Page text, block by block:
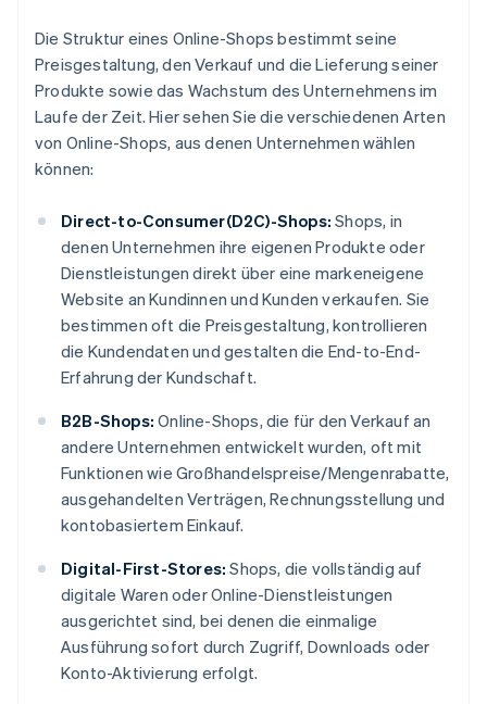
Die Struktur eines Online-Shops bestimmt seine
Preisgestaltung, den Verkauf und die Lieferung seiner
Produkte sowie das Wachstum des Unternehmens im
Laufe der Zeit. Hier sehen Sie die verschiedenen Arten
von Online-Shops, aus denen Unternehmen wählen
können:
Direct-to-Consumer(D2C)-Shops: Shops, in
denen Unternehmen ihre eigenen Produkte oder
Dienstleistungen direkt über eine markeneigene
Website an Kundinnen und Kunden verkaufen. Sie
bestimmen oft die Preisgestaltung, kontrollieren
die Kundendaten und gestalten die End-to-End-
Erfahrung der Kundschaft.
B2B-Shops: Online-Shops, die für den Verkauf an
andere Unternehmen entwickelt wurden, oft mit
Funktionen wie Großhandelspreise/Mengenrabatte,
ausgehandelten Verträgen, Rechnungsstellung und
kontobasiertem Einkauf.
Digital-First-Stores: Shops, die vollständig auf
digitale Waren oder Online-Dienstleistungen
ausgerichtet sind, bei denen die einmalige
Ausführung sofort durch Zugriff, Downloads oder
Konto-Aktivierung erfolgt.